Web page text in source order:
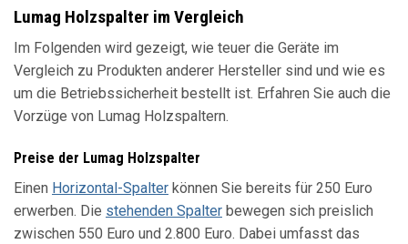
Lumag Holzspalter im Vergleich
Im Folgenden wird gezeigt, wie teuer die Geräte im
Vergleich zu Produkten anderer Hersteller sind und wie es
um die Betriebssicherheit bestellt ist. Erfahren Sie auch die
Vorzüge von Lumag Holzspaltern.
Preise der Lumag Holzspalter
Einen Horizontal-Spalter können Sie bereits für 250 Euro
erwerben. Die stehenden Spalter bewegen sich preislich
zwischen 550 Euro und 2.800 Euro. Dabei umfasst das